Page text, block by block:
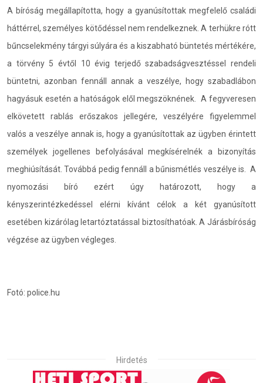
A bíróság megállapította, hogy a gyanúsítottak megfelelő családi
háttérrel, személyes kötődéssel nem rendelkeznek. A terhükre rótt
bűncselekmény tárgyi súlyára és a kiszabható büntetés mértékére,
a törvény 5 évtől 10 évig terjedő szabadságvesztéssel rendeli
büntetni, azonban fennáll annak a veszélye, hogy szabadlábon
hagyásuk esetén a hatóságok elől megszöknének. A fegyveresen
elkövetett rablás erőszakos jellegére, veszélyére figyelemmel
valós a veszélye annak is, hogy a gyanúsítottak az ügyben érintett
személyek jogellenes befolyásával megkísérelnék a bizonyítás
meghiúsítását. Továbbá pedig fennáll a bűnismétlés veszélye is. A
nyomozási bíró ezért úgy határozott, hogy a
kényszerintézkedéssel elérni kívánt célok a két gyanúsított
esetében kizárólag letartóztatással biztosíthatóak. A Járásbíróság
végzése az ügyben végleges.
Fotó: police.hu
Hirdetés